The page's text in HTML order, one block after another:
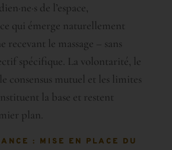
de l’espace,
qui émerge naturellement
recevant le massage – sans
spécifique. La volontarité, le
consensus mutuel et les limites
la base et restent
plan.
: MISE EN PLACE DU